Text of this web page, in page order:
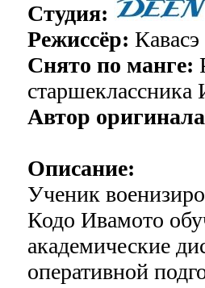
Студия:
Режиссёр:
Снято по манге:
старшеклассника
Автор
Описание:
Ученик
Кодо Ивамото
академические
оперативной